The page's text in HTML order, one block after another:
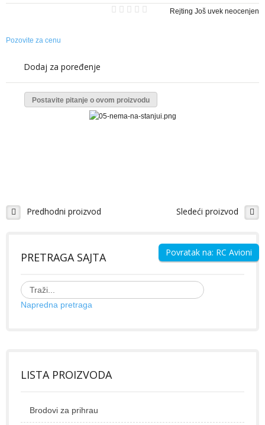
Mala škola letenja
Prodaja i cene rc automobila
Galerija Slika
Galerija Slika
Ribolovački brodovi
KONTAKT
Rejting Još uvek neocenjen
Pozovite za cenu
Dodaj za poređenje
Postavite pitanje o ovom proizvodu
Predhodni proizvod Sledeći proizvod
Povratak na: RC Avioni
PRETRAGA SAJTA
Napredna pretraga
LISTA PROIZVODA
Brodovi za prihrau